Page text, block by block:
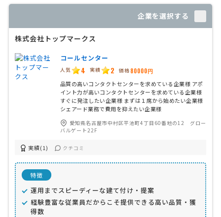
企業を選択する
株式会社トップマークス
コールセンター
人気 4 実績 2 価格 80000円
品質の高いコンタクトセンターを求めている企業様 アポ
イント力が高いコンタクトセンターを求めている企業様
すぐに発注したい企業様 まずは１席から始めたい企業様
シェアード業務で費用を抑えたい企業様
愛知県名古屋市中村区平池町4丁目60番地の12 グロー
バルゲート22F
実績(1) クチコミ
特徴
運用までスピーディーな建て付け・提案
経験豊富な従業員だからこそ提供できる高い品質・獲
得数